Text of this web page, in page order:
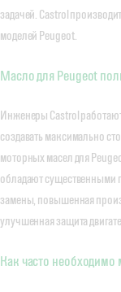
задачей. Castrol
моделей Peugeot.
Масло для Peugeot
Инженеры Castrol
создавать максимально
моторных масел для
обладают существенными
замены, повышенная
улучшенная защита
Как часто необходимо